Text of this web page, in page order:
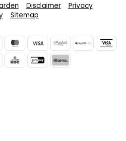
Disclaimer
Privacy
Sitemap